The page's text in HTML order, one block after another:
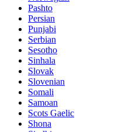
Pashto
Persian
Punjabi
Serbian
Sesotho
Sinhala
Slovak
Slovenian
Somali
Samoan
Scots Gaelic
Shona